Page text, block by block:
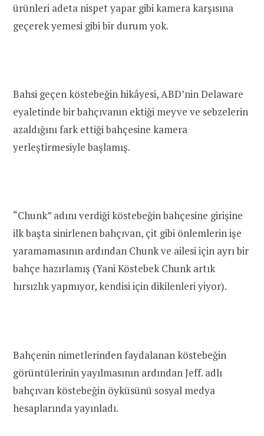
ürünleri adeta nispet yapar gibi kamera karşısına
geçerek yemesi gibi bir durum yok.
Bahsi geçen köstebeğin hikâyesi, ABD’nin Delaware
eyaletinde bir bahçıvanın ektiği meyve ve sebzelerin
azaldığını fark ettiği bahçesine kamera
yerleştirmesiyle başlamış.
“Chunk” adını verdiği köstebeğin bahçesine girişine
ilk başta sinirlenen bahçıvan, çit gibi önlemlerin işe
yaramamasının ardından Chunk ve ailesi için ayrı bir
bahçe hazırlamış (Yani Köstebek Chunk artık
hırsızlık yapmıyor, kendisi için dikilenleri yiyor).
Bahçenin nimetlerinden faydalanan köstebeğin
görüntülerinin yayılmasının ardından Jeff. adlı
bahçıvan köstebeğin öyküsünü sosyal medya
hesaplarında yayınladı.